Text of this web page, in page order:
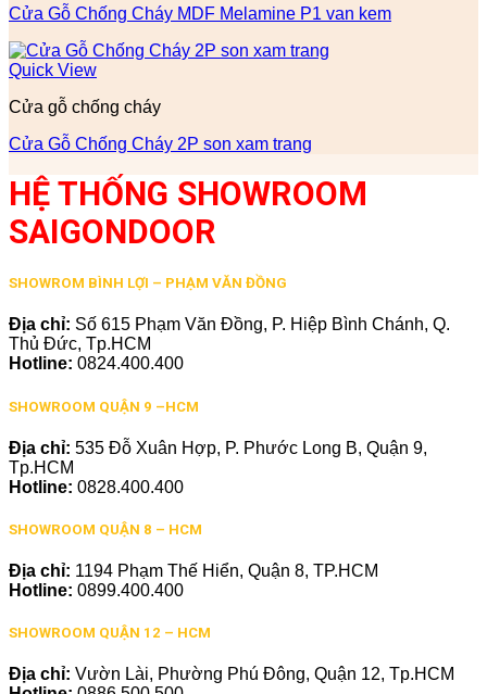
Cửa Gỗ Chống Cháy MDF Melamine P1 van kem
Quick View
Cửa gỗ chống cháy
Cửa Gỗ Chống Cháy 2P son xam trang
HỆ THỐNG SHOWROOM
SAIGONDOOR
SHOWROM BÌNH LỢI – PHẠM VĂN ĐỒNG
Địa chỉ: Số 615 Phạm Văn Đồng, P. Hiệp Bình Chánh, Q.
Thủ Đức, Tp.HCM
Hotline: 0824.400.400
SHOWROOM QUẬN 9 –HCM
Địa chỉ: 535 Đỗ Xuân Hợp, P. Phước Long B, Quận 9,
Tp.HCM
Hotline: 0828.400.400
SHOWROOM QUẬN 8 – HCM
Địa chỉ: 1194 Phạm Thế Hiển, Quận 8, TP.HCM
Hotline: 0899.400.400
SHOWROOM QUẬN 12 – HCM
Địa chỉ: Vườn Lài, Phường Phú Đông, Quận 12, Tp.HCM